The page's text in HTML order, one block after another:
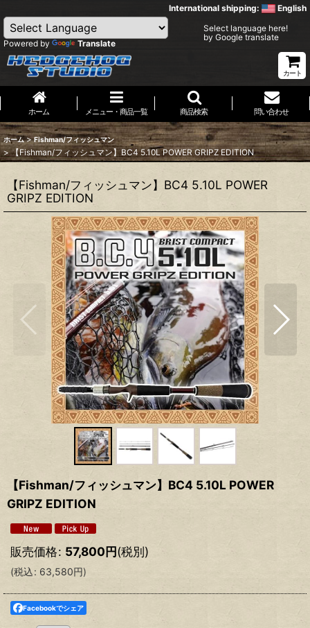
International shipping: English
Powered by Translate
Select language here!
by Google translate
カート
ホーム メニュー・商品一覧 商品検索 問い合わせ
ホーム > Fishman/フィッシュマン
> 【Fishman/フィッシュマン】BC4 5.10L POWER GRIPZ EDITION
【Fishman/フィッシュマン】BC4 5.10L POWER
GRIPZ EDITION
【Fishman/フィッシュマン】BC4 5.10L POWER
GRIPZ EDITION
販売価格: 57,800円(税別)
(税込: 63,580円)
Facebookでシェア